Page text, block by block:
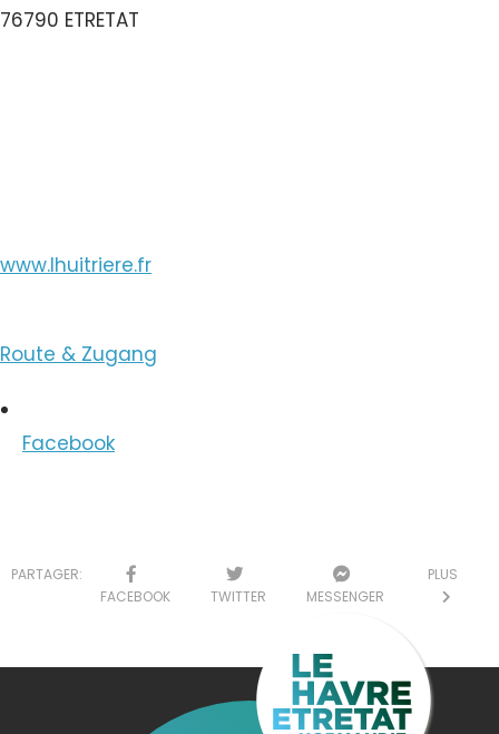
76790 ETRETAT
www.lhuitriere.fr
Route & Zugang
Facebook
PARTAGER:
FACEBOOK
TWITTER MESSENGER
PLUS